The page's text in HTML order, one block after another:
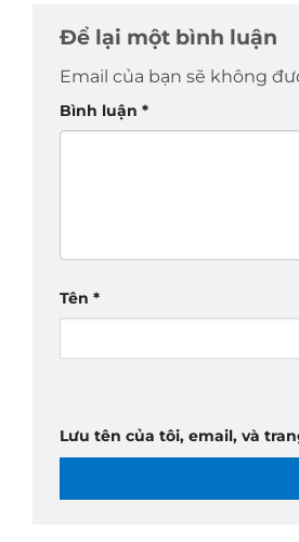
Để lại một bình luận
Email của bạn sẽ không
Bình luận *
Tên *
Lưu tên của tôi, email, và